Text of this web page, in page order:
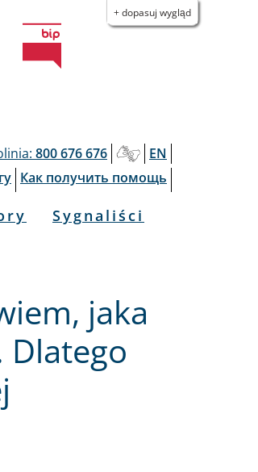
+ dopasuj wygląd
800 676 676
EN
Как получить помощь
Sygnaliści
jaka
Dlatego